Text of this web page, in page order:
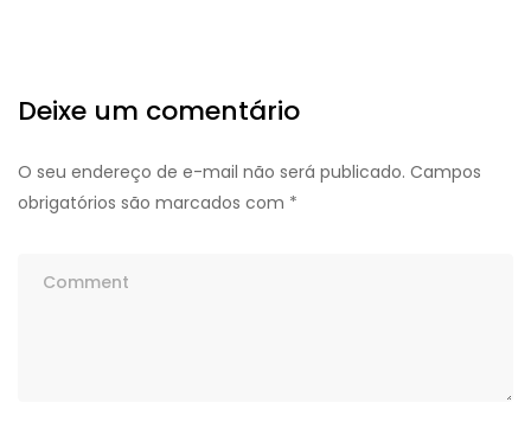
Deixe um comentário
O seu endereço de e-mail não será publicado. Campos
obrigatórios são marcados com *